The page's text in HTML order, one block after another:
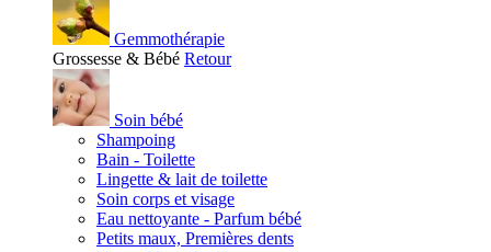
Gemmothérapie
Grossesse & Bébé Retour
Soin bébé
Shampoing
Bain - Toilette
Lingette & lait de toilette
Soin corps et visage
Eau nettoyante - Parfum bébé
Petits maux, Premières dents